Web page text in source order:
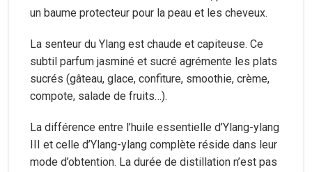
un baume protecteur pour la peau et les cheveux.
La senteur du Ylang est chaude et capiteuse. Ce
subtil parfum jasminé et sucré agrémente les plats
sucrés (gâteau, glace, confiture, smoothie, crème,
compote, salade de fruits…).
La différence entre l’huile essentielle d’Ylang-ylang
III et celle d’Ylang-ylang complète réside dans leur
mode d’obtention. La durée de distillation n’est pas